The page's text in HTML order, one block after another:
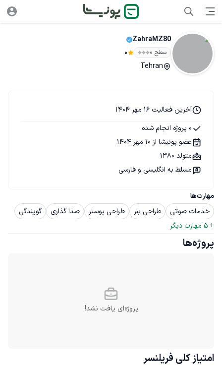
ZahraMZ80
سطح ۰ 0
Tehran
مهارت‌ها
خدمات صوتی
طراحی بنر طراحی پوستر صدا گذاری
گویندگی
+
5 مهارت دیگر
آخرین فعالیت 16 مهر 1404
0 پروژه انجام شده
عضو پونیشا از 10 مهر 1404
متولد 1380
مسلط به انگلیسی و فارسی
پروژه‌ها
پروژه‌ای یافت نشد!
امتیاز کلی فریلنسر